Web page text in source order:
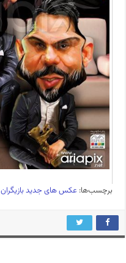
برچسب‌ها: عکس های جدید بازیگران